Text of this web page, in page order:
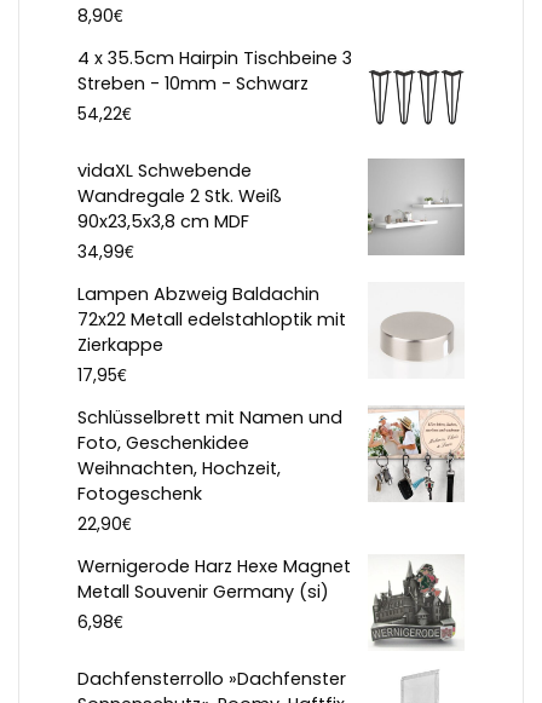
8,90€
4 x 35.5cm Hairpin Tischbeine 3
Streben - 10mm - Schwarz
54,22€
vidaXL Schwebende
Wandregale 2 Stk. Weiß
90x23,5x3,8 cm MDF
34,99€
Lampen Abzweig Baldachin
72x22 Metall edelstahloptik mit
Zierkappe
17,95€
Schlüsselbrett mit Namen und
Foto, Geschenkidee
Weihnachten, Hochzeit,
Fotogeschenk
22,90€
Wernigerode Harz Hexe Magnet
Metall Souvenir Germany (si)
6,98€
Dachfensterrollo »Dachfenster